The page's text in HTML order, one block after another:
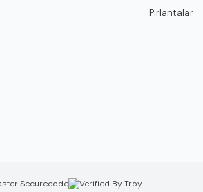
Pırlantalar